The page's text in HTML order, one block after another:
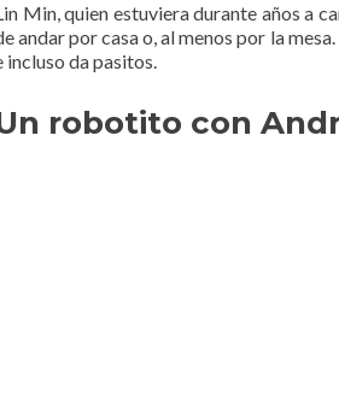
Min, quien estuviera durante años a
andar por casa o, al menos por la mesa.
incluso da pasitos.
robotito con